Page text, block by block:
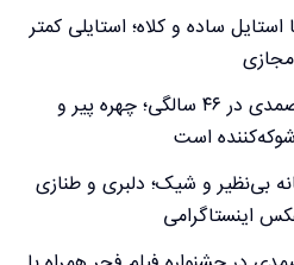
ساده و کلاه؛ استایلی کمتر
عکس جدید و متفاوت آزاده صمدی در ۴۶ سالگی؛ چهره پیر و
است
بی‌نظیر و شیک؛ دلبری و طنازی
اینستاگرامی